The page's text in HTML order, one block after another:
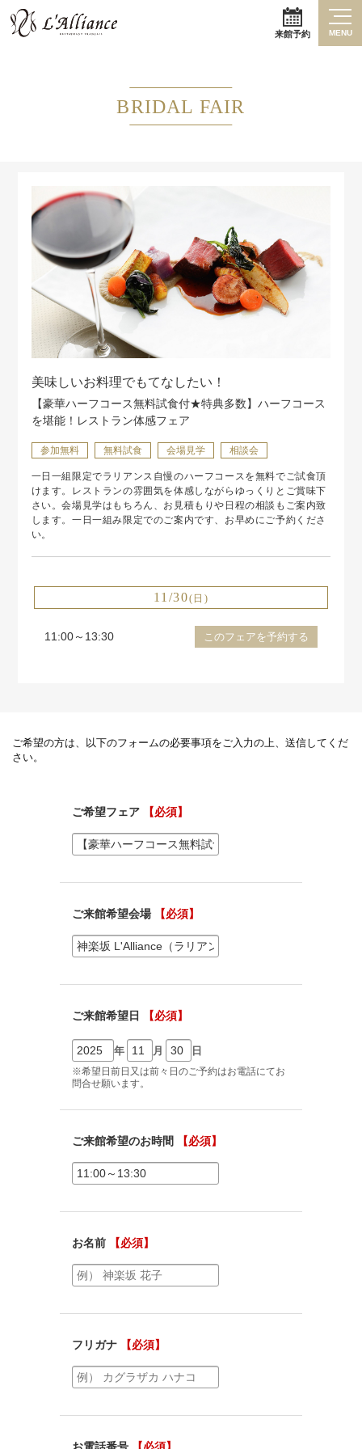
来館予約 MENU
BRIDAL FAIR
美味しいお料理でもてなしたい！
【豪華ハーフコース無料試食付★特典多数】ハーフコース
を堪能！レストラン体感フェア
参加無料 無料試食 会場見学 相談会
一日一組限定でラリアンス自慢のハーフコースを無料でご試食頂
けます。レストランの雰囲気を体感しながらゆっくりとご賞味下
さい。会場見学はもちろん、お見積もりや日程の相談もご案内致
します。一日一組み限定でのご案内です、お早めにご予約くださ
い。
11/30(日)
11:00～13:30 このフェアを予約する